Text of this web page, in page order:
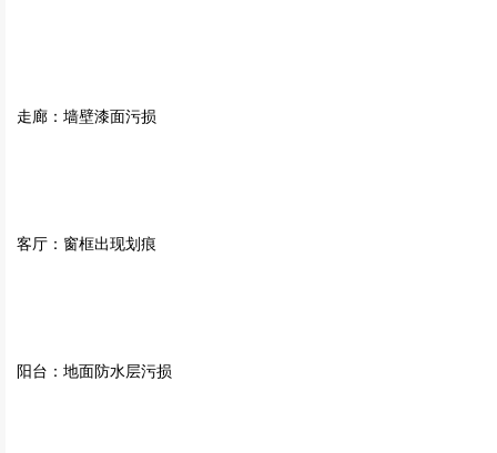
走廊：墙壁漆面污损
客厅：窗框出现划痕
阳台：地面防水层污损